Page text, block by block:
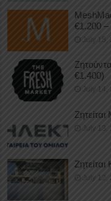
€1.200
July 15,
€1.400)
July 14,
July 13,
July 12,